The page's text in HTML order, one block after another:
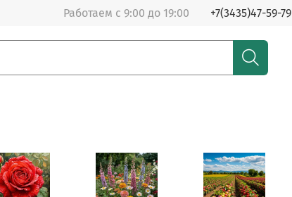
Работаем с 9:00 до 19:00 +7(3435)47-59-79